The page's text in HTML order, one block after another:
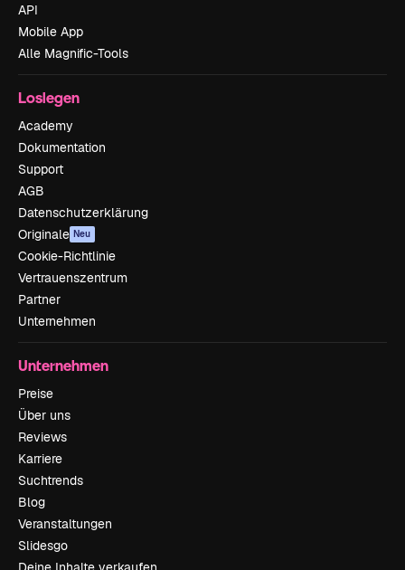
API
Mobile App
Alle Magnific-Tools
Loslegen
Academy
Dokumentation
Support
AGB
Datenschutzerklärung
Originale Neu
Cookie-Richtlinie
Vertrauenszentrum
Partner
Unternehmen
Unternehmen
Preise
Über uns
Reviews
Karriere
Suchtrends
Blog
Veranstaltungen
Slidesgo